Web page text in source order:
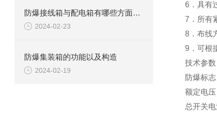
防爆接线箱与配电箱有哪些方面区别
2024-02-23
防爆集装箱的功能以及构造
2024-02-19
6．具有
7．所有
8．布线
9．可根
技术参数
防爆标
额定电
总开关